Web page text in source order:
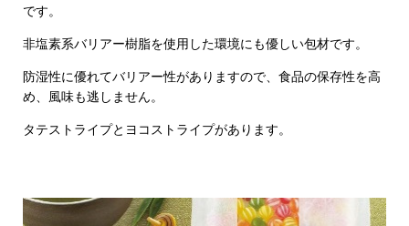
です。
非塩素系バリアー樹脂を使用した環境にも優しい包材です。
防湿性に優れてバリアー性がありますので、食品の保存性を高
め、風味も逃しません。
タテストライプとヨコストライプがあります。